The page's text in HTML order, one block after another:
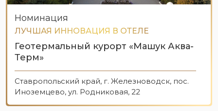
Номинация
ЛУЧШАЯ ИННОВАЦИЯ В ОТЕЛЕ
Геотермальный курорт «Машук Аква-
Терм»
Ставропольский край, г. Железноводск, пос.
Иноземцево, ул. Родниковая, 22